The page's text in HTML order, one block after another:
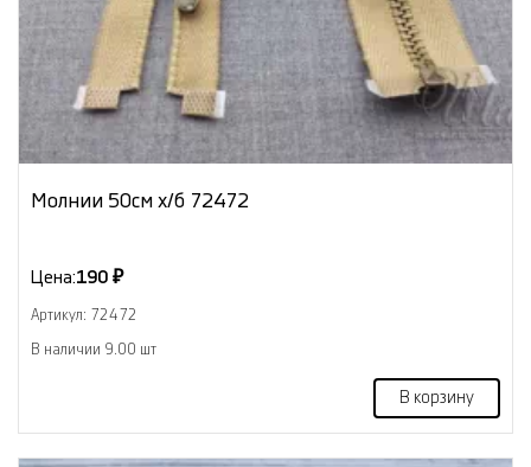
Молнии 50см х/б 72472
Цена:190 ₽
Артикул: 72472
В наличии 9.00 шт
В корзину